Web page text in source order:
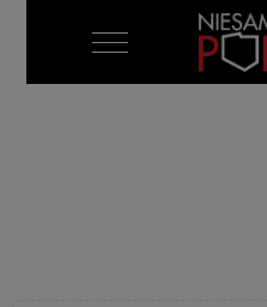
Mobile Menu Toggle